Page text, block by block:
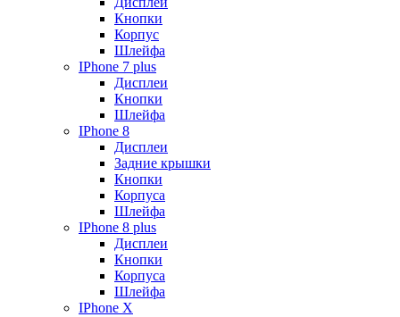
Кнопки
Корпус
Шлейфа
IPhone 7 plus
Дисплеи
Кнопки
Шлейфа
IPhone 8
Дисплеи
Задние крышки
Кнопки
Корпуса
Шлейфа
IPhone 8 plus
Дисплеи
Кнопки
Корпуса
Шлейфа
IPhone X